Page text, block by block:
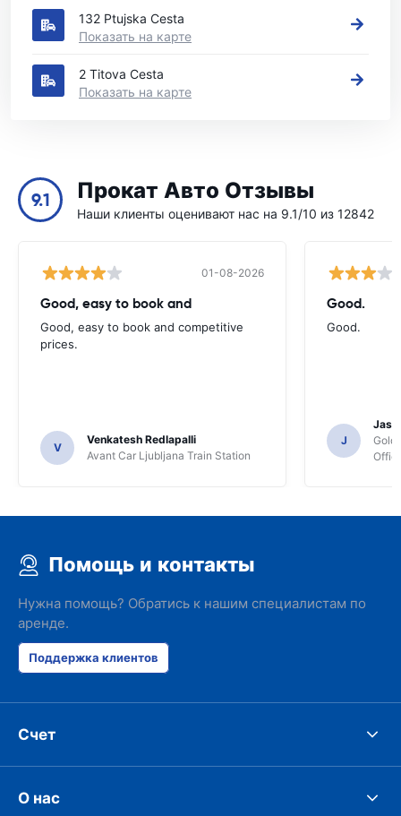
132 Ptujska Cesta
Показать на карте
2 Titova Cesta
Показать на карте
9.1 Прокат Авто Отзывы
Наши клиенты оценивают нас на 9.1/10 из 12842
01-08-2026
Good, easy to book and
Good, easy to book and competitive
prices.
V
Venkatesh Redlapalli
Avant Car Ljubljana Train Station
Good.
Good.
J
Помощь и контакты
Нужна помощь? Обратись к нашим специалистам по
аренде.
Поддержка клиентов
Счет
О нас